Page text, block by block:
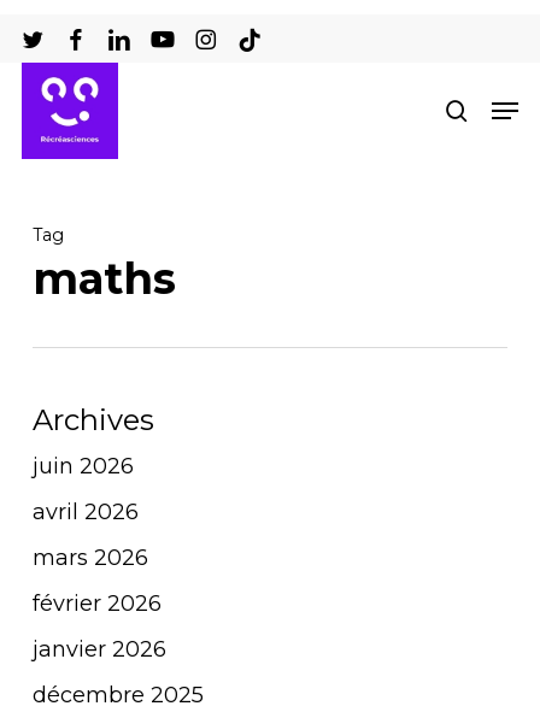
au
contenu
principal
Tag
maths
Archives
juin 2026
avril 2026
mars 2026
février 2026
janvier 2026
décembre 2025
le